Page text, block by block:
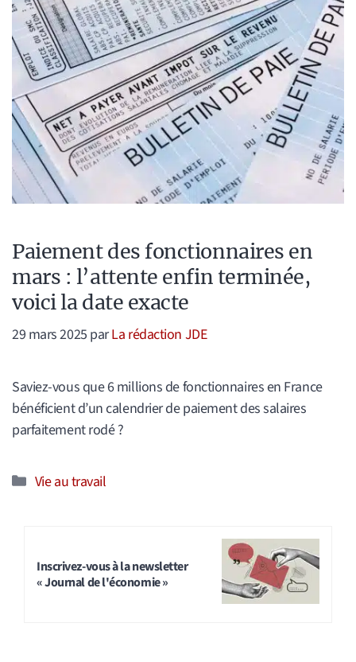
Paiement des fonctionnaires en
mars : l’attente enfin terminée,
voici la date exacte
29 mars 2025 parLa rédaction JDE
Saviez-vous que 6 millions de fonctionnaires en France
bénéficient d’un calendrier de paiement des salaires
parfaitement rodé ?
Catégories
Vie au travail
Inscrivez-vous à la newsletter
« Journal de l'économie »